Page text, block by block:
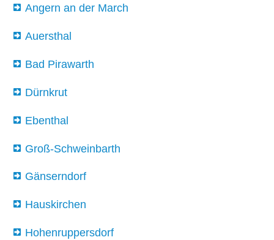
Angern an der March
Auersthal
Bad Pirawarth
Dürnkrut
Ebenthal
Groß-Schweinbarth
Gänserndorf
Hauskirchen
Hohenruppersdorf